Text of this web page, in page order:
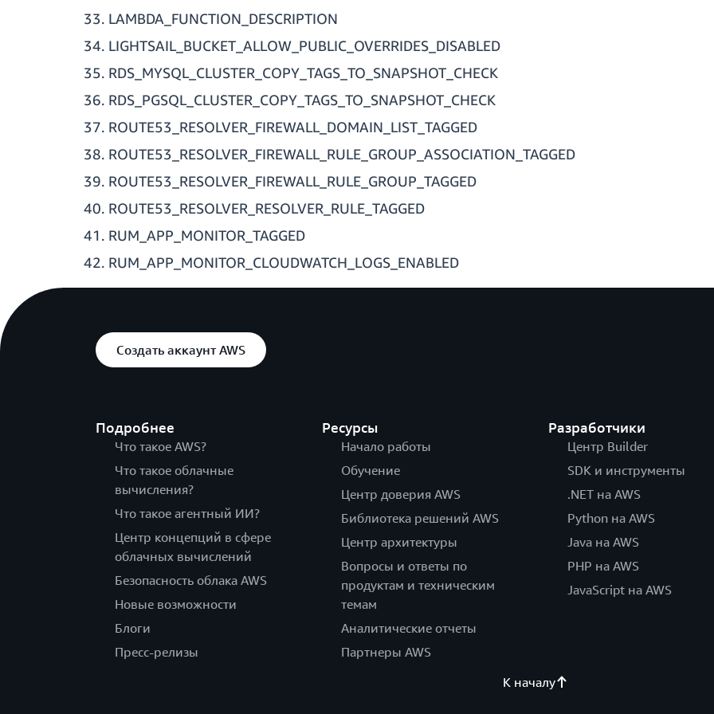
LAMBDA_FUNCTION_DESCRIPTION
LIGHTSAIL_BUCKET_ALLOW_PUBLIC_OVERRIDES_DISABLED
RDS_MYSQL_CLUSTER_COPY_TAGS_TO_SNAPSHOT_CHECK
RDS_PGSQL_CLUSTER_COPY_TAGS_TO_SNAPSHOT_CHECK
ROUTE53_RESOLVER_FIREWALL_DOMAIN_LIST_TAGGED
ROUTE53_RESOLVER_FIREWALL_RULE_GROUP_ASSOCIATION_TAGGED
ROUTE53_RESOLVER_FIREWALL_RULE_GROUP_TAGGED
ROUTE53_RESOLVER_RESOLVER_RULE_TAGGED
RUM_APP_MONITOR_TAGGED
RUM_APP_MONITOR_CLOUDWATCH_LOGS_ENABLED
Создать аккаунт AWS
Подробнее
Что такое AWS?
Что такое облачные
вычисления?
Что такое агентный ИИ?
Центр концепций в сфере
облачных вычислений
Безопасность облака AWS
Новые возможности
Блоги
Пресс-релизы
Ресурсы
Начало работы
Обучение
Центр доверия AWS
Библиотека решений AWS
Центр архитектуры
Вопросы и ответы по
продуктам и техническим
темам
Аналитические отчеты
Партнеры AWS
Разработчики
Центр Builder
SDK и инструменты
.NET на AWS
Python на AWS
Java на AWS
PHP на AWS
JavaScript на AWS
К началу